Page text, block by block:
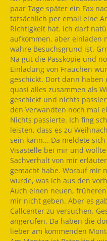
paar Tage später ein Fax
tatsächlich per email eine
Richtigkeit hat. Ich darf
aufkommen, aber einladen
wahre Besuchsgrund ist.
Na gut die Passkopie und
Einladung von Frauchen
geschickt. Dort dann haben
quasi alles zusammen als
geschickt und nichts
den Verwandten noch mal
Nichts passierte. Ich fing
leisten, dass es zu
sein kann... Da meldete
Visastelle bei mir und
Sachverhalt von mir
gemacht habe. Worauf mir
wurde, was ich aus den
Auch einen neuen,
mir nicht geben. Aber es
Callcenter zu versuchen.
angerufen. Da haben die
lieber am kommenden